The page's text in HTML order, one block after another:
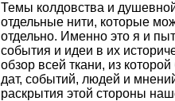
Темы колдовства и
отдельные нити, которые
отдельно. Именно это я и
события и идеи в их
обзор всей ткани, из
дат, событий, людей и
раскрытия этой стороны